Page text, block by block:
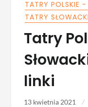
TATRY POLSKIE
TATRY
Tatry
linki
13 kwietnia 2021